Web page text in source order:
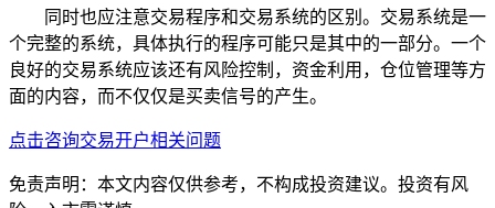
同时也应注意交易程序和交易系统的区别。交易系统是一
个完整的系统，具体执行的程序可能只是其中的一部分。一个
良好的交易系统应该还有风险控制，资金利用，仓位管理等方
面的内容，而不仅仅是买卖信号的产生。
点击咨询交易开户相关问题
免责声明：本文内容仅供参考，不构成投资建议。投资有风